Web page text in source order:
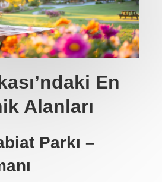
En
Alanları
Parkı –